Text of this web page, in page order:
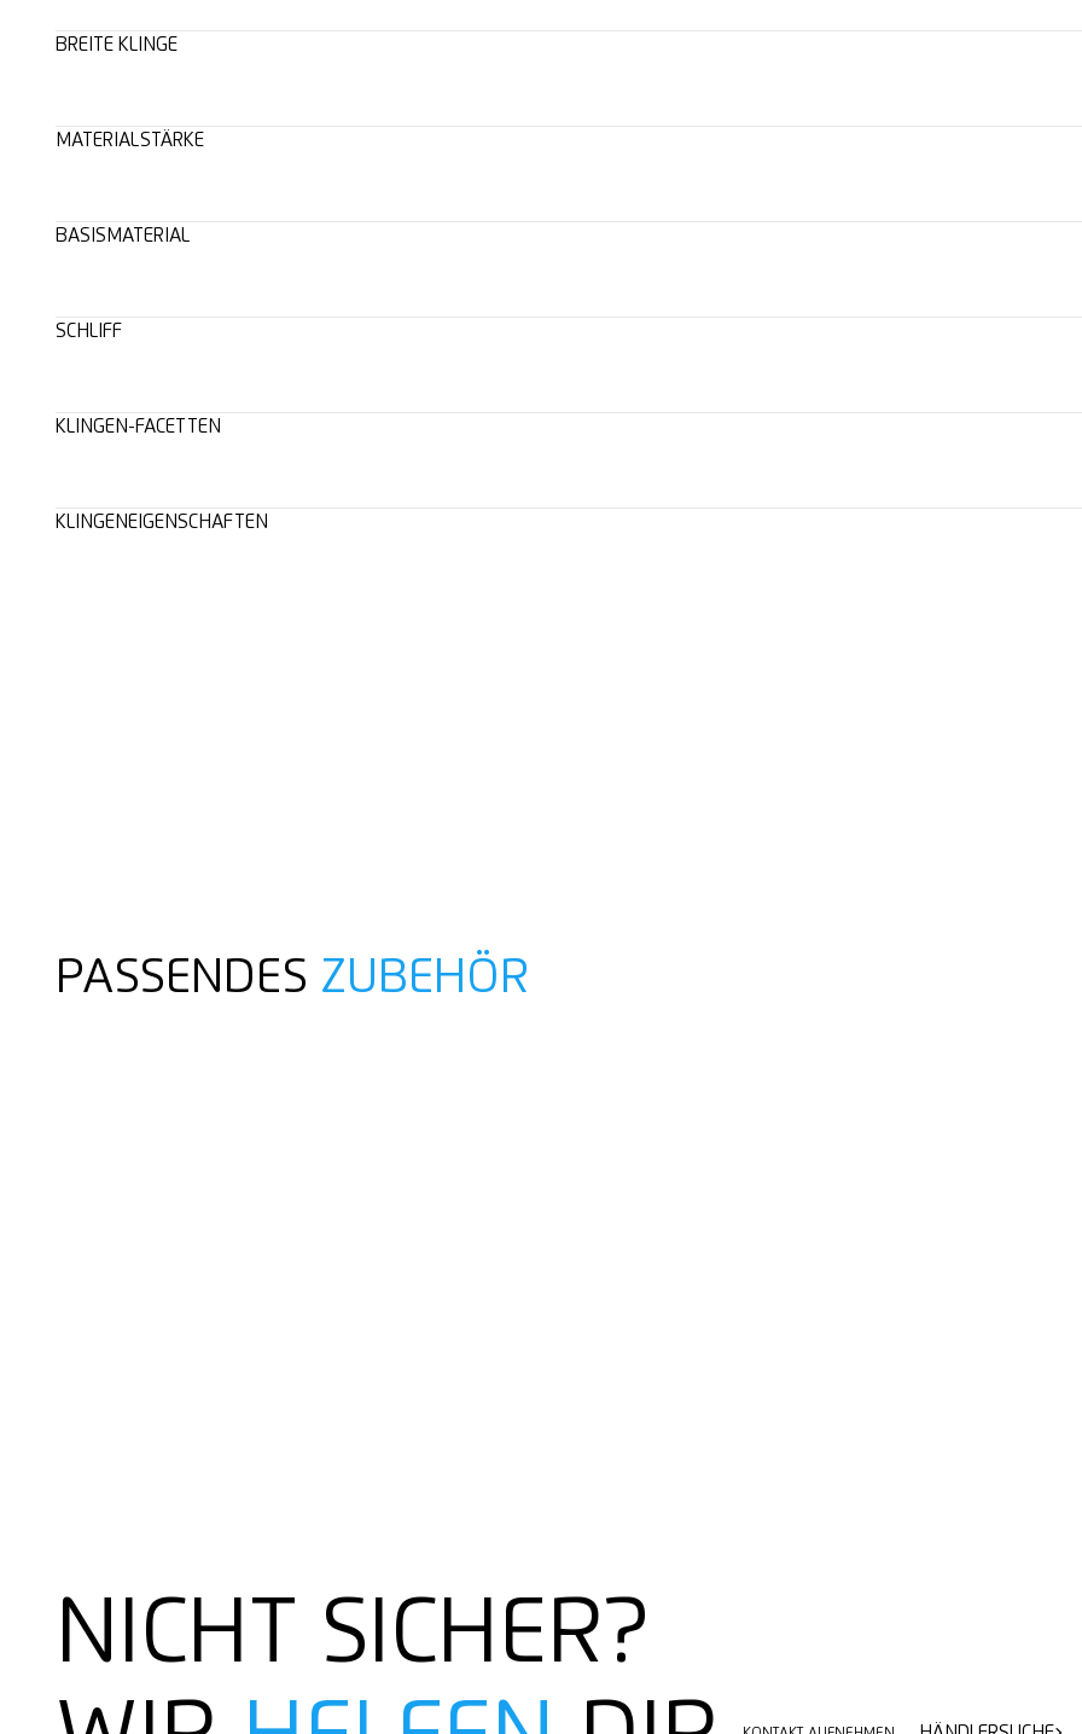
BREITE KLINGE
MATERIALSTÄRKE
BASISMATERIAL
SCHLIFF
KLINGEN-FACETTEN
KLINGENEIGENSCHAFTEN
PASSENDES ZUBEHÖR
NICHT SICHER?